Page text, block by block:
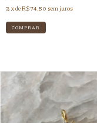
2 x deR$74,50 sem juros